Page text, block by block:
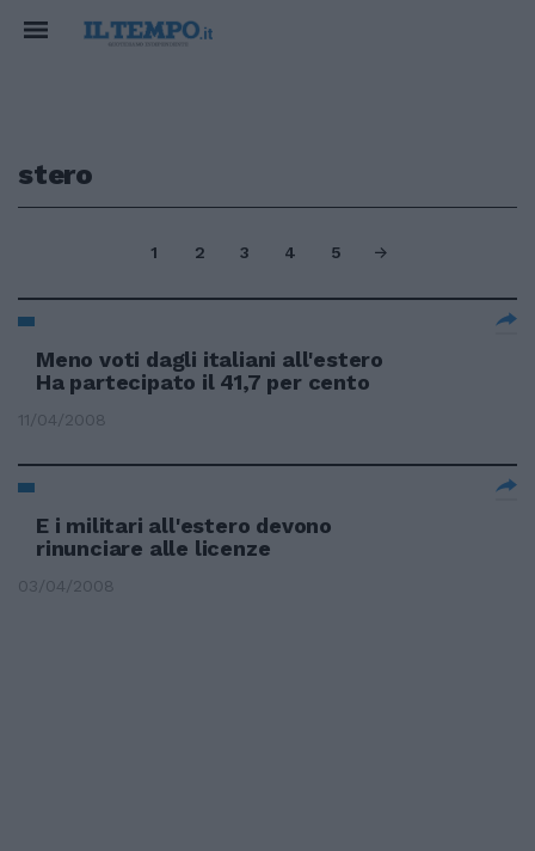
stero
1 2 3 4 5
Meno voti dagli italiani all'estero
Ha partecipato il 41,7 per cento
11/04/2008
E i militari all'estero devono
rinunciare alle licenze
03/04/2008